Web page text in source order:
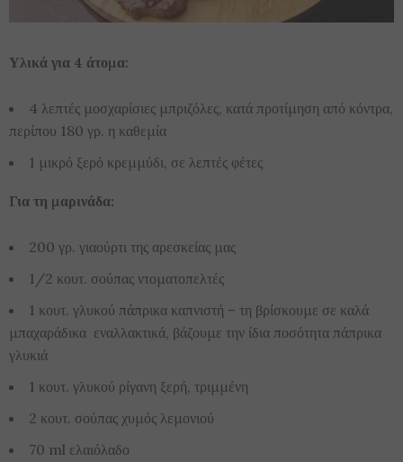
Υλικά για 4 άτομα:
4 λεπτές μοσχαρίσιες μπριζόλες, κατά προτίμηση από κόντρα,
περίπου 180 γρ. η καθεμία
1 μικρό ξερό κρεμμύδι, σε λεπτές φέτες
Για τη μαρινάδα:
200 γρ. γιαούρτι της αρεσκείας μας
1/2 κουτ. σούπας ντοματοπελτές
1 κουτ. γλυκού πάπρικα καπνιστή – τη βρίσκουμε σε καλά
μπαχαράδικα εναλλακτικά, βάζουμε την ίδια ποσότητα πάπρικα
γλυκιά
1 κουτ. γλυκού ρίγανη ξερή, τριμμένη
2 κουτ. σούπας χυμός λεμονιού
70 ml ελαιόλαδο